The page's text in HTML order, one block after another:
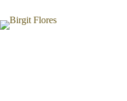
Inhalt
springen